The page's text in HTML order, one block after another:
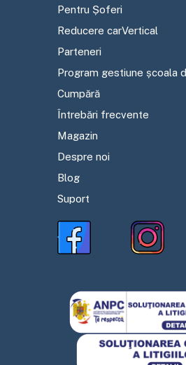
Pentru Șoferi
Reducere carVertical
Parteneri
Program gestiune școala
Cumpără
Întrebări frecvente
Magazin
Despre noi
Blog
Suport